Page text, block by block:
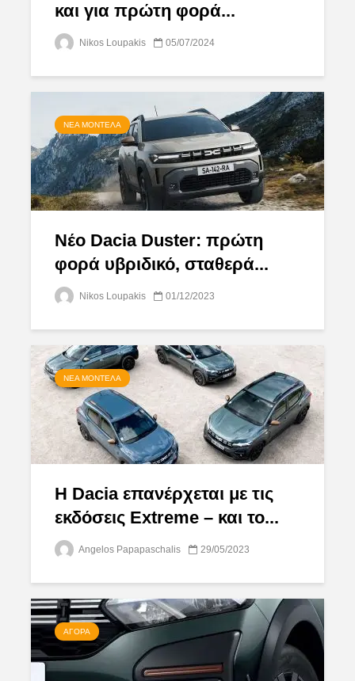
και για πρώτη φορά...
Nikos Loupakis 05/07/2024
ΝΈΑ ΜΟΝΤΈΛΑ
Νέο Dacia Duster: πρώτη
φορά υβριδικό, σταθερά...
Nikos Loupakis 01/12/2023
ΝΈΑ ΜΟΝΤΈΛΑ
Η Dacia επανέρχεται με τις
εκδόσεις Extreme – και το...
Angelos Papapaschalis 29/05/2023
ΑΓΟΡΆ